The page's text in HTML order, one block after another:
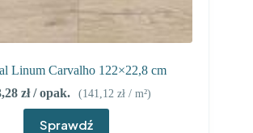
Linum Carvalho 122×22,8 cm
zł/ opak. (141,12 zł/ m²)
Sprawdź